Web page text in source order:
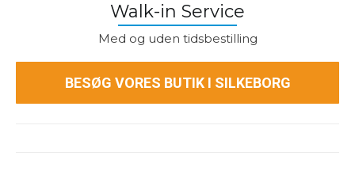
Walk-in Service
Med og uden tidsbestilling
BESØG VORES BUTIK I SILKEBORG